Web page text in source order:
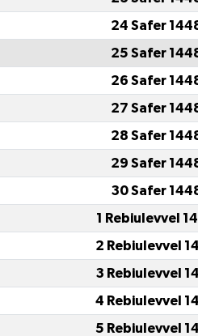
24 Safer
25 Safer
26 Safer
27 Safer
28 Safer
29 Safer
30 Safer
1 Rebiulevvel
2 Rebiulevvel
3 Rebiulevvel
4 Rebiulevvel
5 Rebiulevvel